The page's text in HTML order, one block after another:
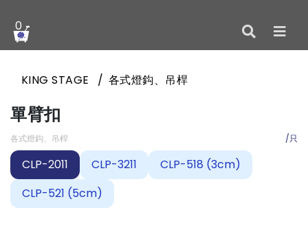
0
KING STAGE 各式燈鈎、吊桿
單臂扣
各式燈鈎、吊桿 /只
CLP-2011 CLP-3211
CLP-518 (3cm)
CLP-521 (5cm)